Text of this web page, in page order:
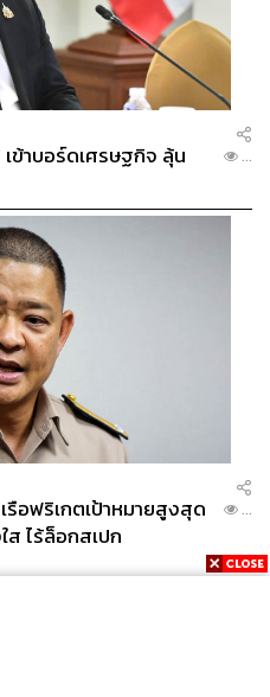
ข้าบอร์ดเศรษฐกิจ ลุ้น
...
อฟริเกตเป้าหมายสูงสุด
ส ไร้ล็อกสเปก
...